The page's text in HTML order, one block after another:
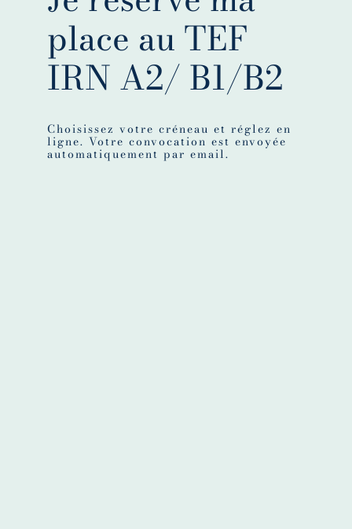
place au TEF
IRN A2/ B1/B2
Choisissez votre créneau et réglez en
ligne. Votre convocation est envoyée
automatiquement par email.